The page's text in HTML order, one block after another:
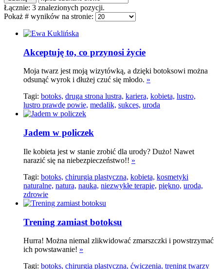
Łącznie: 3 znalezionych pozycji.
Pokaż # wyników na stronie:
Akceptuję to, co przynosi życie
Moja twarz jest moją wizytówką, a dzięki botoksowi można
odsunąć wyrok i dłużej czuć się młodo. »
Tagi: botoks, druga strona lustra, kariera, kobieta, lustro,
lustro prawdę powie, medalik, sukces, uroda
Jadem w policzek
Ile kobieta jest w stanie zrobić dla urody? Dużo! Nawet
narazić się na niebezpieczeństwo!! »
Tagi: botoks, chirurgia plastyczna, kobieta, kosmetyki
naturalne, natura, nauka, niezwykłe terapie, piękno, uroda,
zdrowie
Trening zamiast botoksu
Hurra! Można niemal zlikwidować zmarszczki i powstrzymać
ich powstawanie! »
Tagi: botoks, chirurgia plastyczna, ćwiczenia, trening twarzy